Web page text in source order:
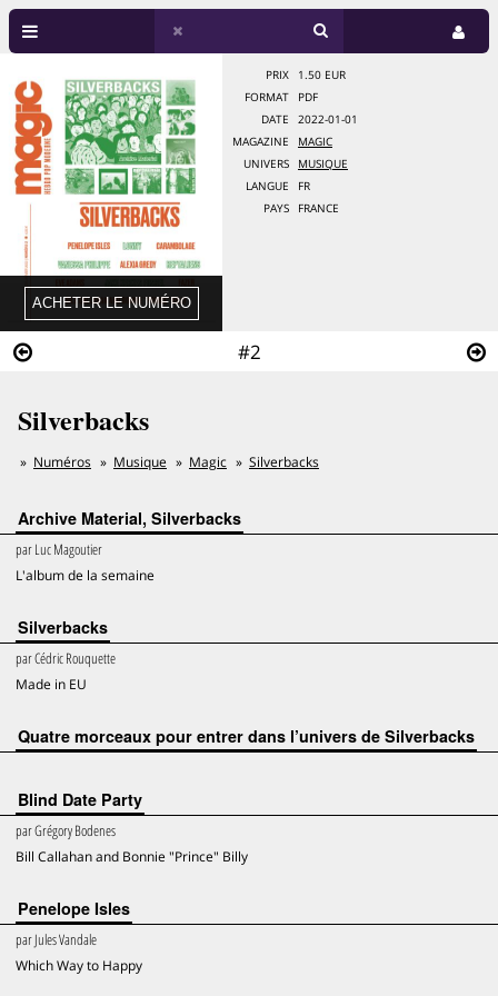
#2
PRIX
1.50 EUR
FORMAT
PDF
DATE
2022-01-01
MAGAZINE
MAGIC
UNIVERS
MUSIQUE
LANGUE
FR
PAYS
FRANCE
Silverbacks
Numéros Musique Magic Silverbacks
Archive Material, Silverbacks
parLuc Magoutier
L'album de la semaine
Silverbacks
parCédric Rouquette
Made in EU
Quatre morceaux pour entrer dans l’univers de Silverbacks
Blind Date Party
parGrégory Bodenes
Bill Callahan and Bonnie "Prince" Billy
Penelope Isles
parJules Vandale
Which Way to Happy